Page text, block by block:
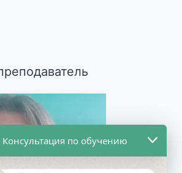
Консультация по обучению